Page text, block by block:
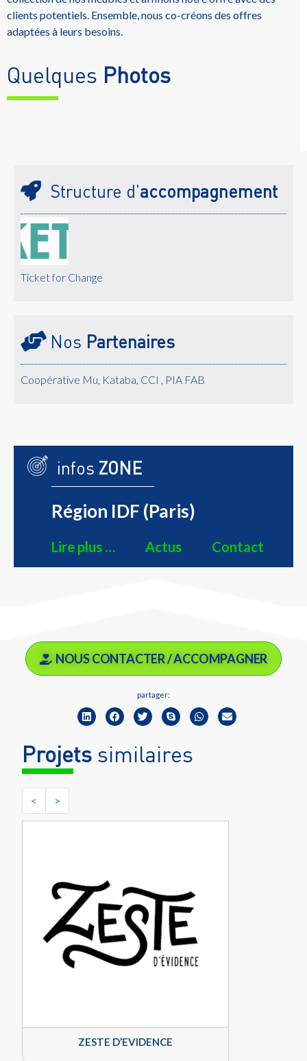
clients potentiels. Ensemble, nous co-créons des offres
adaptées à leurs besoins.
Quelques Photos
Structure d'accompagnement
Ticket for Change
Nos Partenaires
Coopérative Mu, Kataba, CCI , PIA FAB
infos ZONE
Région IDF (Paris)
Lire plus … Actus Contact
NOUS CONTACTER / ACCOMPAGNER
partager:
Projets similaires
< >
ZESTE D’EVIDENCE